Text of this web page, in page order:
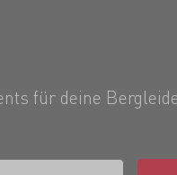
für deine